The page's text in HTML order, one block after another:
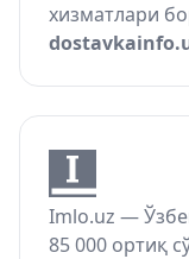
хизматлари
Imlo.uz —
85 000 ортиқ